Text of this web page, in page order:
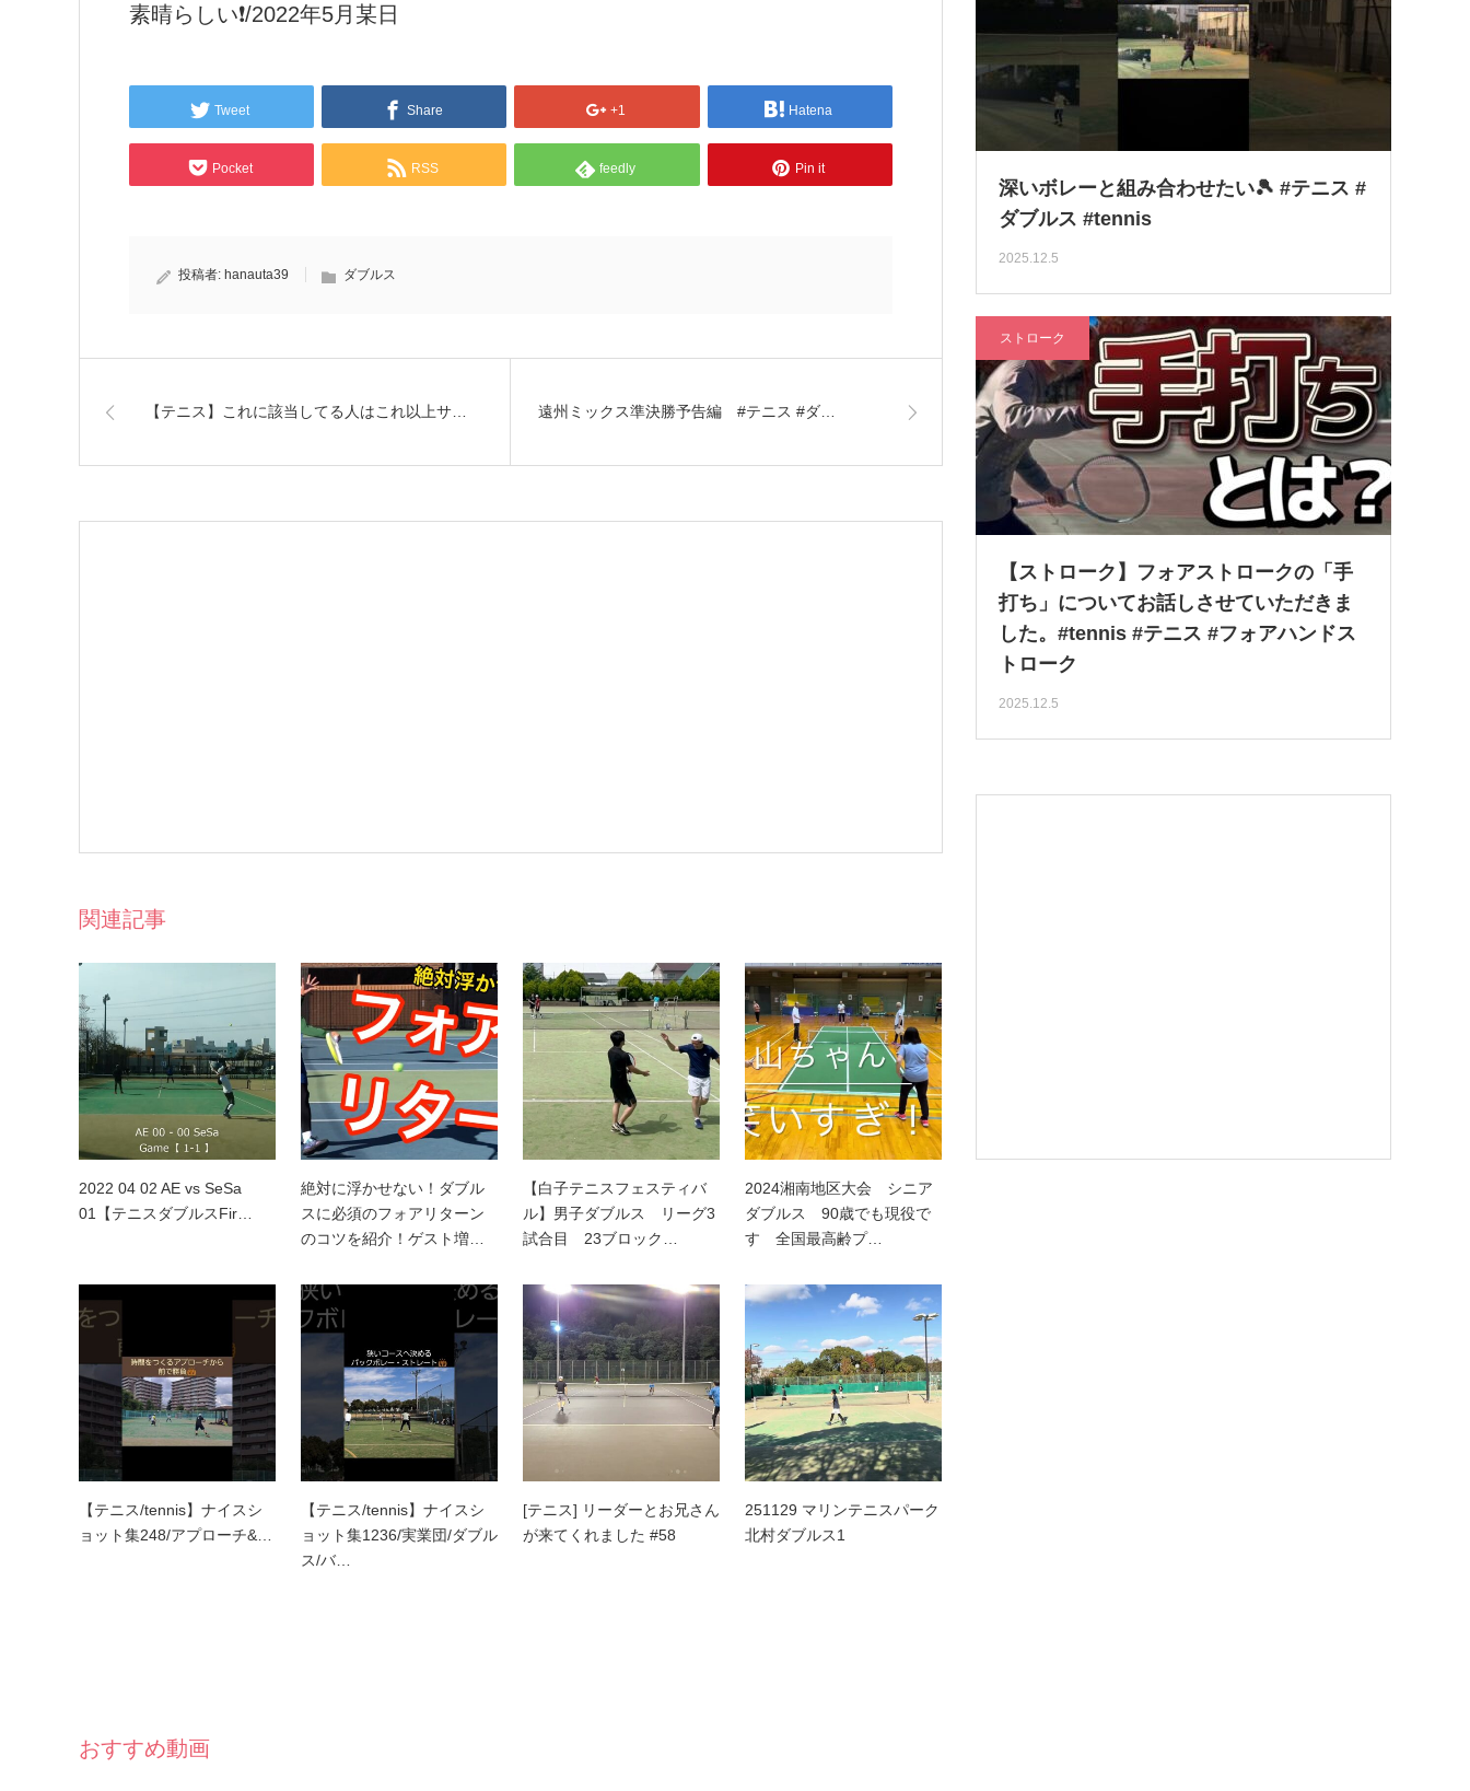
素晴らしい❗️/2022年5月某日
Tweet Share +1 Hatena
Pocket RSS feedly Pin it
投稿者: hanauta39 ダブルス
【テニス】これに該当してる人はこれ以上サ… 遠州ミックス準決勝予告編 #テニス #ダ…
関連記事
2022 04 02 AE vs SeSa
01【テニスダブルスFir…
絶対に浮かせない！ダブル
スに必須のフォアリターン
のコツを紹介！ゲスト増…
【白子テニスフェスティバ
ル】男子ダブルス リーグ3
試合目 23ブロック…
2024湘南地区大会 シニア
ダブルス 90歳でも現役で
す 全国最高齢プ…
【テニス/tennis】ナイスシ
ョット集248/アプローチ&…
【テニス/tennis】ナイスシ
ョット集1236/実業団/ダブル
ス/バ…
[テニス] リーダーとお兄さん
が来てくれました #58
251129 マリンテニスパーク
北村ダブルス1
深いボレーと組み合わせたい🎾 #テニス #
ダブルス #tennis
2025.12.5
ストローク
【ストローク】フォアストロークの「手
打ち」についてお話しさせていただきま
した。#tennis #テニス #フォアハンドス
トローク
2025.12.5
おすすめ動画